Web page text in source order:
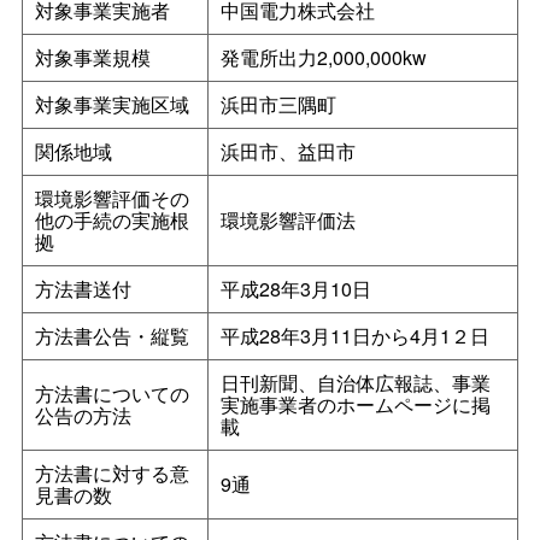
対象事業実施者
中国電力株式会社
対象事業規模
発電所出力2,000,000kw
対象事業実施区域
浜田市三隅町
関係地域
浜田市、益田市
環境影響評価その
他の手続の実施根
拠
環境影響評価法
方法書送付
平成28年3月10日
方法書公告・縦覧
平成28年3月11日から4月1２日
方法書についての
公告の方法
日刊新聞、自治体広報誌、事業
実施事業者のホームページに掲
載
方法書に対する意
見書の数 9通